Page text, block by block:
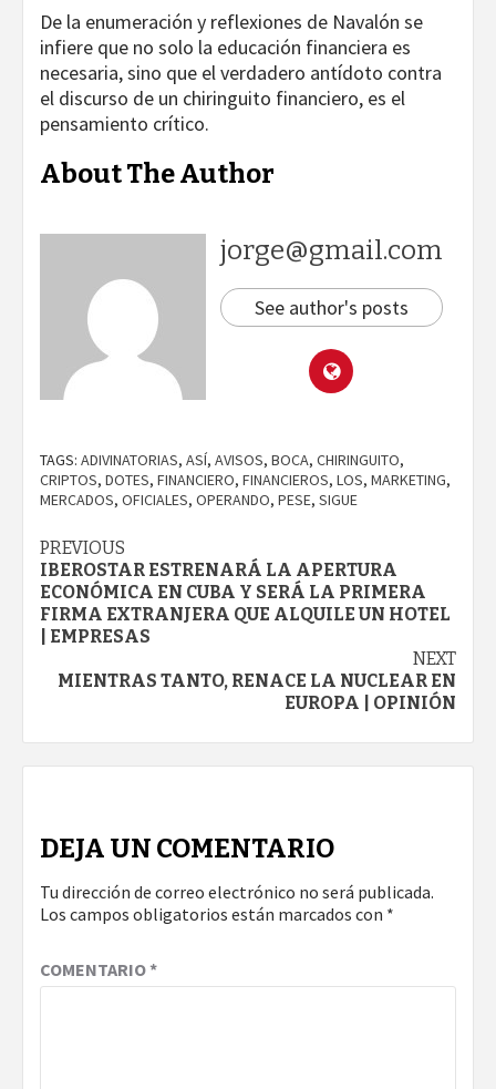
De la enumeración y reflexiones de Navalón se
infiere que no solo la educación financiera es
necesaria, sino que el verdadero antídoto contra
el discurso de un chiringuito financiero, es el
pensamiento crítico.
About The Author
jorge@gmail.com
See author's posts
TAGS: ADIVINATORIAS, ASÍ, AVISOS, BOCA, CHIRINGUITO,
CRIPTOS, DOTES, FINANCIERO, FINANCIEROS, LOS, MARKETING,
MERCADOS, OFICIALES, OPERANDO, PESE, SIGUE
Continue
Reading
PREVIOUS
IBEROSTAR ESTRENARÁ LA APERTURA
ECONÓMICA EN CUBA Y SERÁ LA PRIMERA
FIRMA EXTRANJERA QUE ALQUILE UN HOTEL
| EMPRESAS
NEXT
MIENTRAS TANTO, RENACE LA NUCLEAR EN
EUROPA | OPINIÓN
DEJA UN COMENTARIO
Tu dirección de correo electrónico no será publicada.
Los campos obligatorios están marcados con *
COMENTARIO*